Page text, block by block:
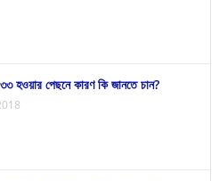
হওয়ার পেছনে কারণ কি জানতে চান?